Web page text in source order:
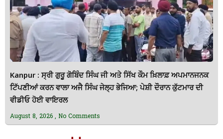
Kanpur : ਸ੍ਰੀ ਗੁਰੂ ਗੋਬਿੰਦ ਸਿੰਘ ਜੀ ਅਤੇ ਸਿੱਖ ਕੌਮ ਖ਼ਿਲਾਫ਼ ਅਪਮਾਨਜਨਕ
ਟਿੱਪਣੀਆਂ ਕਰਨ ਵਾਲਾ ਅਜੈ ਸਿੰਘ ਜੇਲ੍ਹ ਭੇਜਿਆ; ਪੇਸ਼ੀ ਦੌਰਾਨ ਕੁੱਟਮਾਰ ਦੀ
ਵੀਡੀਓ ਹੋਈ ਵਾਇਰਲ
August 8, 2026 No Comments